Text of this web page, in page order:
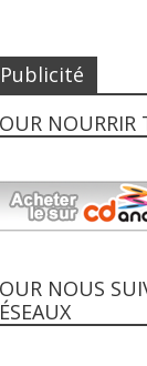
Publicité
NOURRIR
NOUS